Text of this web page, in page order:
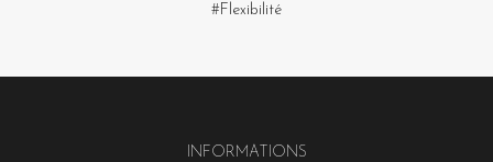
#Flexibilité
INFORMATIONS